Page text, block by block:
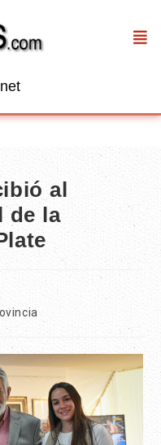
al
de la